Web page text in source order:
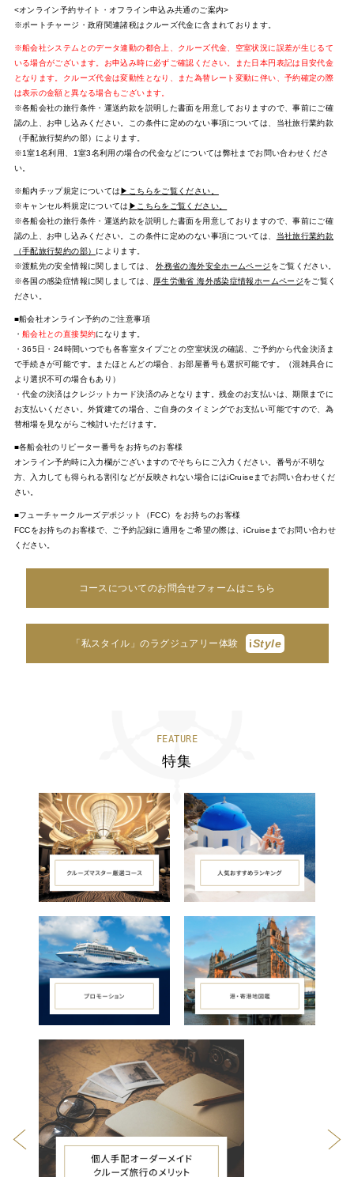
<オンライン予約サイト・オフライン申込み共通のご案内>
※ポートチャージ・政府関連諸税はクルーズ代金に含まれております。
※船会社システムとのデータ連動の都合上、クルーズ代金、空室状況に誤差が生じるて
いる場合がございます。お申込み時に必ずご確認ください。また日本円表記は目安代金
となります。クルーズ代金は変動性となり、また為替レート変動に伴い、予約確定の際
は表示の金額と異なる場合もございます。
※各船会社の旅行条件・運送約款を説明した書面を用意しておりますので、事前にご確
認の上、お申し込みください。この条件に定めのない事項については、当社旅行業約款
（手配旅行契約の部）によります。
※1室1名利用、1室3名利用の場合の代金などについては弊社までお問い合わせくださ
い。
※船内チップ規定については▶こちらをご覧ください。
※キャンセル料規定については ▶こちらをご覧ください。
※各船会社の旅行条件・運送約款を説明した書面を用意しておりますので、事前にご確
認の上、お申し込みください。この条件に定めのない事項については、
当社旅行業約款
（手配旅行契約の部） によります。
※渡航先の安全情報に関しましては、外務省の海外安全ホームページ をご覧ください。
※各国の感染症情報に関しましては、
厚生労働省 海外感染症情報ホームページをご覧く
ださい。
■船会社オンライン予約のご注意事項
・ 船会社との直接契約になります。
・365日・24時間いつでも各客室タイプごとの空室状況の確認、ご予約から代金決済ま
で手続きが可能です。またほとんどの場合、お部屋番号も選択可能です。（混雑具合に
より選択不可の場合もあり）
・代金の決済はクレジットカード決済のみとなります。残金のお支払いは、期限までに
お支払いください。外貨建ての場合、ご自身のタイミングでお支払い可能ですので、為
替相場を見ながらご検討いただけます。
■各船会社のリピーター番号をお持ちのお客様
オンライン予約時に入力欄がございますのでそちらにご入力ください。番号が不明な
方、入力しても得られる割引などが反映されない場合にはiCruiseまでお問い合わせくだ
さい。
■フューチャークルーズデポジット（FCC）をお持ちのお客様
FCCをお持ちのお客様で、ご予約記録に適用をご希望の際は、iCruiseまでお問い合わせ
ください。
コースについてのお問合せフォームはこちら
「私スタイル」のラグジュアリー体験 iStyle
FEATURE
特集